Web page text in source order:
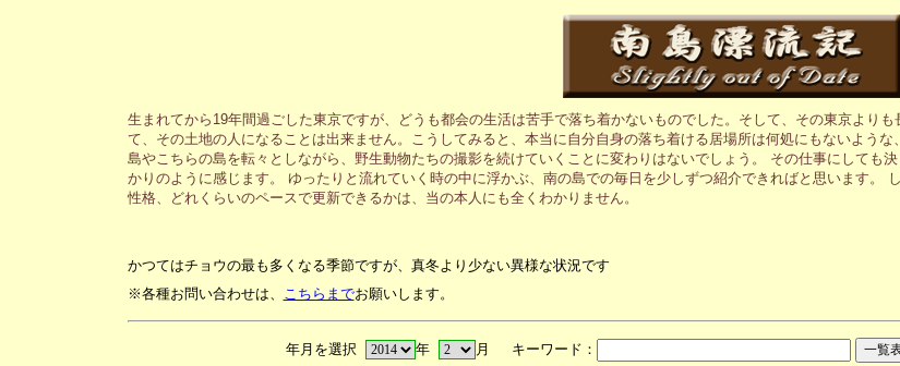
生まれてから19年間過ごした東京ですが、どうも都会の生活は苦手で落ち着かないものでした。そして、その東京より
て、その土地の人になることは出来ません。こうしてみると、本当に自分自身の落ち着ける居場所は何処にもないよう
島やこちらの島を転々としながら、野生動物たちの撮影を続けていくことに変わりはないでしょう。 その仕事にしても
かりのように感じます。 ゆったりと流れていく時の中に浮かぶ、南の島での毎日を少しずつ紹介できればと思います。
性格、どれくらいのペースで更新できるかは、当の本人にも全くわかりません。
かつてはチョウの最も多くなる季節ですが、真冬より少ない異様な状況です
※各種お問い合わせは、 こちらまでお願いします。
年月を選択 年 月 キーワード：